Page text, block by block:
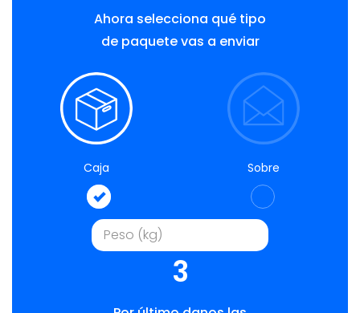
Ahora selecciona qué tipo
de paquete vas a enviar
Caja Sobre
3